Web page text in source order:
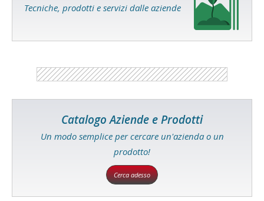
Tecniche, prodotti e servizi dalle aziende
Catalogo Aziende e Prodotti
Un modo semplice per cercare un'azienda o un
prodotto!
Cerca adesso